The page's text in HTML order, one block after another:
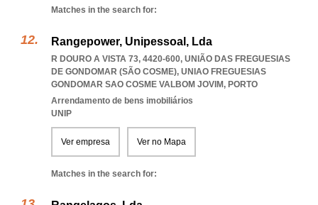
Matches in the search for:
Rangepower, Unipessoal, Lda
R DOURO A VISTA 73, 4420-600, UNIÃO DAS FREGUESIAS
DE GONDOMAR (SÃO COSME), UNIAO FREGUESIAS
GONDOMAR SAO COSME VALBOM JOVIM, PORTO
Arrendamento de bens imobiliários
UNIP
Ver empresa Ver no Mapa
Matches in the search for: